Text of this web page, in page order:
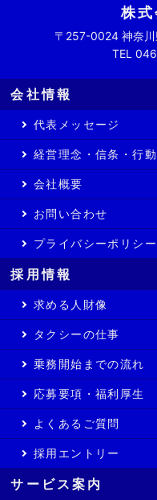
株式
〒257-0024 神奈
TEL
会社情報
代表メッセージ
経営理念・信条・行
会社概要
お問い合わせ
プライバシーポリシー
採用情報
求める人財像
タクシーの仕事
乗務開始までの流れ
応募要項・福利厚生
よくあるご質問
採用エントリー
サービス案内